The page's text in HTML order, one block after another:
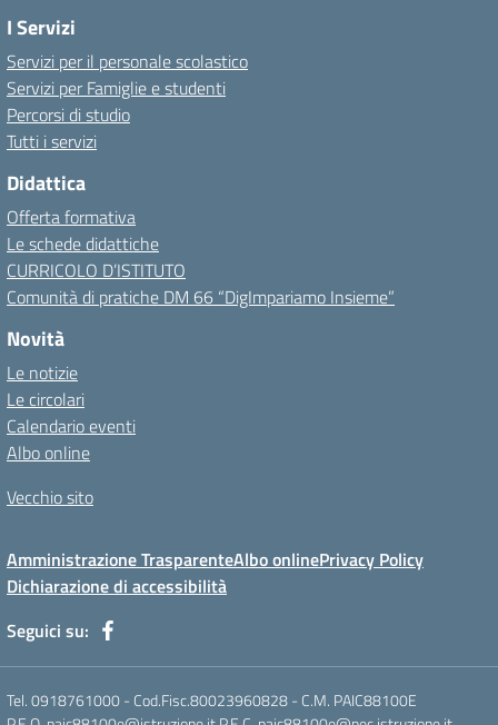
I Servizi
Servizi per il personale scolastico
Servizi per Famiglie e studenti
Percorsi di studio
Tutti i servizi
Didattica
Offerta formativa
Le schede didattiche
CURRICOLO D’ISTITUTO
Comunità di pratiche DM 66 “DigImpariamo Insieme”
Novità
Le notizie
Le circolari
Calendario eventi
Albo online
Vecchio sito
Amministrazione TrasparenteAlbo onlinePrivacy Policy
Dichiarazione di accessibilità
Seguici su:
Tel. 0918761000 - Cod.Fisc.80023960828 - C.M. PAIC88100E